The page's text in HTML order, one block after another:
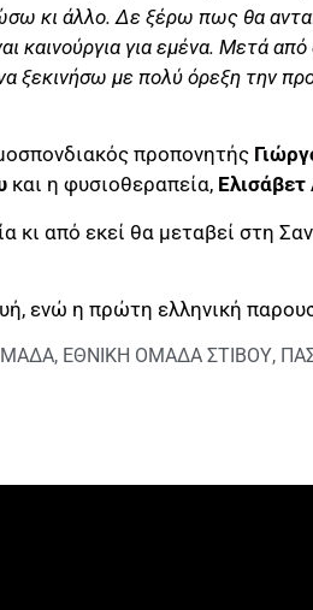
κι άλλο. Δε ξέρω πως θα
καινούργια για εμένα. Μετά
ξεκινήσω με πολύ όρεξη την
προπονητής
και η φυσιοθεραπεία, Ελισάβετ
κι από εκεί θα μεταβεί στη
ενώ η πρώτη ελληνική
, ΕΘΝΙΚΗ ΟΜΑΔΑ ΣΤΙΒΟΥ,